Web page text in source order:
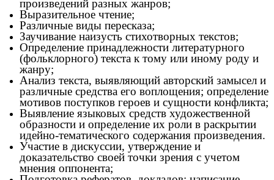
произведений разных жанров;
Выразительное чтение;
Различные виды пересказа;
Заучивание наизусть стихотворных текстов;
Определение принадлежности литературного
(фольклорного) текста к тому или иному роду и
жанру;
Анализ текста, выявляющий авторский замысел и
различные средства его воплощения; определение
мотивов поступков героев и сущности конфликта;
Выявление языковых средств художественной
образности и определение их роли в раскрытии
идейно-тематического содержания произведения.
Участие в дискуссии, утверждение и
доказательство своей точки зрения с учетом
мнения оппонента;